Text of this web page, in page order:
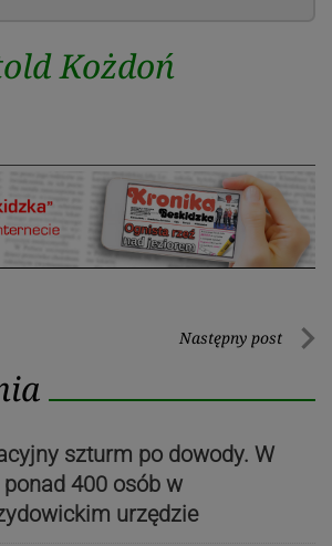
Kożdoń
Następny post
szturm po dowody. W
ponad 400 osób w
urzędzie